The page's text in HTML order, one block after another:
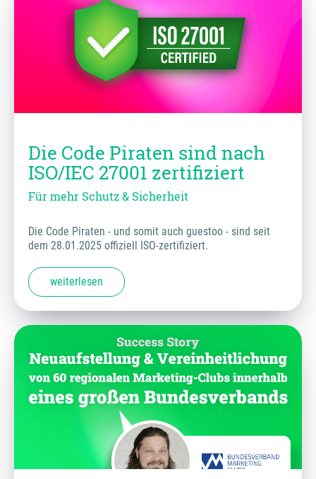
Die Code Piraten sind nach
ISO/IEC 27001 zertifiziert
Für mehr Schutz & Sicherheit
Die Code Piraten - und somit auch guestoo - sind seit
dem 28.01.2025 offiziell ISO-zertifiziert.
weiterlesen